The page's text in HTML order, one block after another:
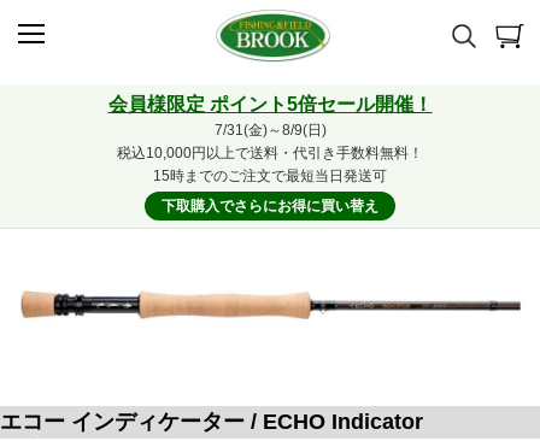
会員様限定 ポイント5倍セール開催！
7/31(金)～8/9(日)
税込10,000円以上で送料・代引き手数料無料！
15時までのご注文で最短当日発送可
下取購入でさらにお得に買い替え
エコー インディケーター / ECHO Indicator